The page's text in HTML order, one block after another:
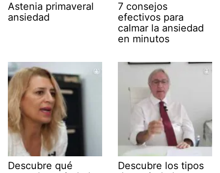
Astenia primaveral
ansiedad
7 consejos
efectivos para
calmar la ansiedad
en minutos
Descubre qué
Descubre los tipos